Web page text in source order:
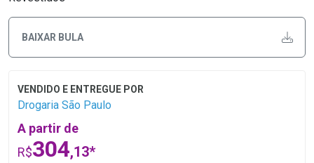
BAIXAR BULA
Drogaria São Paulo
A partir de
R$304,13*